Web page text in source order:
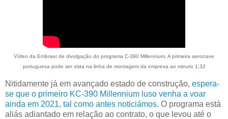
Vídeo da Embraer de divulgação do programa C-390 Millennium. A primeira aeronave
portuguesa pode ser vista na linha de montagem da empresa ao minuto 1:32
Nitidamente já em avançado estado de construção, espera-
se que o primeiro KC-390 Millennium luso venha a voar
ainda em 2021, tal como antes noticiámos. O programa está
aliás adiantado em relação ao contrato, o que levou até o